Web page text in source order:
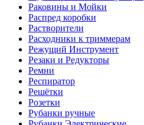
Раковины и Мойки
Распред коробки
Растворители
Расходники к триммерам
Режущий Инструмент
Резаки и Редукторы
Ремни
Респиратор
Решётки
Розетки
Рубанки ручные